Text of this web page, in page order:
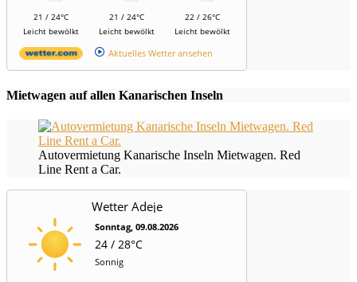
21 / 24°C
Leicht bewölkt
21 / 24°C
Leicht bewölkt
22 / 26°C
Leicht bewölkt
Aktuelles Wetter ansehen
Mietwagen auf allen Kanarischen Inseln
Autovermietung Kanarische Inseln Mietwagen. Red
Line Rent a Car.
Wetter Adeje
Sonntag, 09.08.2026
24 / 28°C
Sonnig